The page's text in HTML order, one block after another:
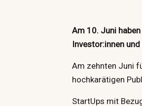
Am 10. Juni
Investor:innen
Am zehnten Juni
hochkarätigen
StartUps mit